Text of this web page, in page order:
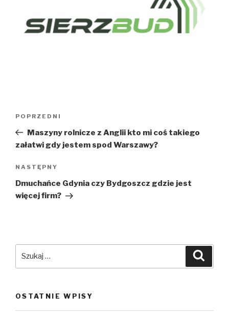
Poprzedni
wpis
POPRZEDNI
Maszyny rolnicze z Anglii kto mi coś takiego
załatwi gdy jestem spod Warszawy?
Następny
wpis
NASTĘPNY
Dmuchańce Gdynia czy Bydgoszcz gdzie jest
więcej firm?
OSTATNIE WPISY